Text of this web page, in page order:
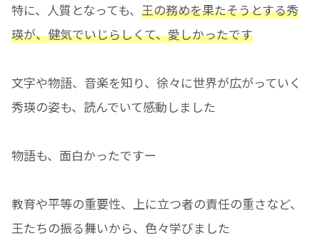
特に、人質となっても、 王の務めを果たそうとする秀
瑛が、健気でいじらしくて、愛しかったです
文字や物語、音楽を知り、徐々に世界が広がっていく
秀瑛の姿も、読んでいて感動しました
物語も、面白かったですー
教育や平等の重要性、上に立つ者の責任の重さなど、
王たちの振る舞いから、色々学びました